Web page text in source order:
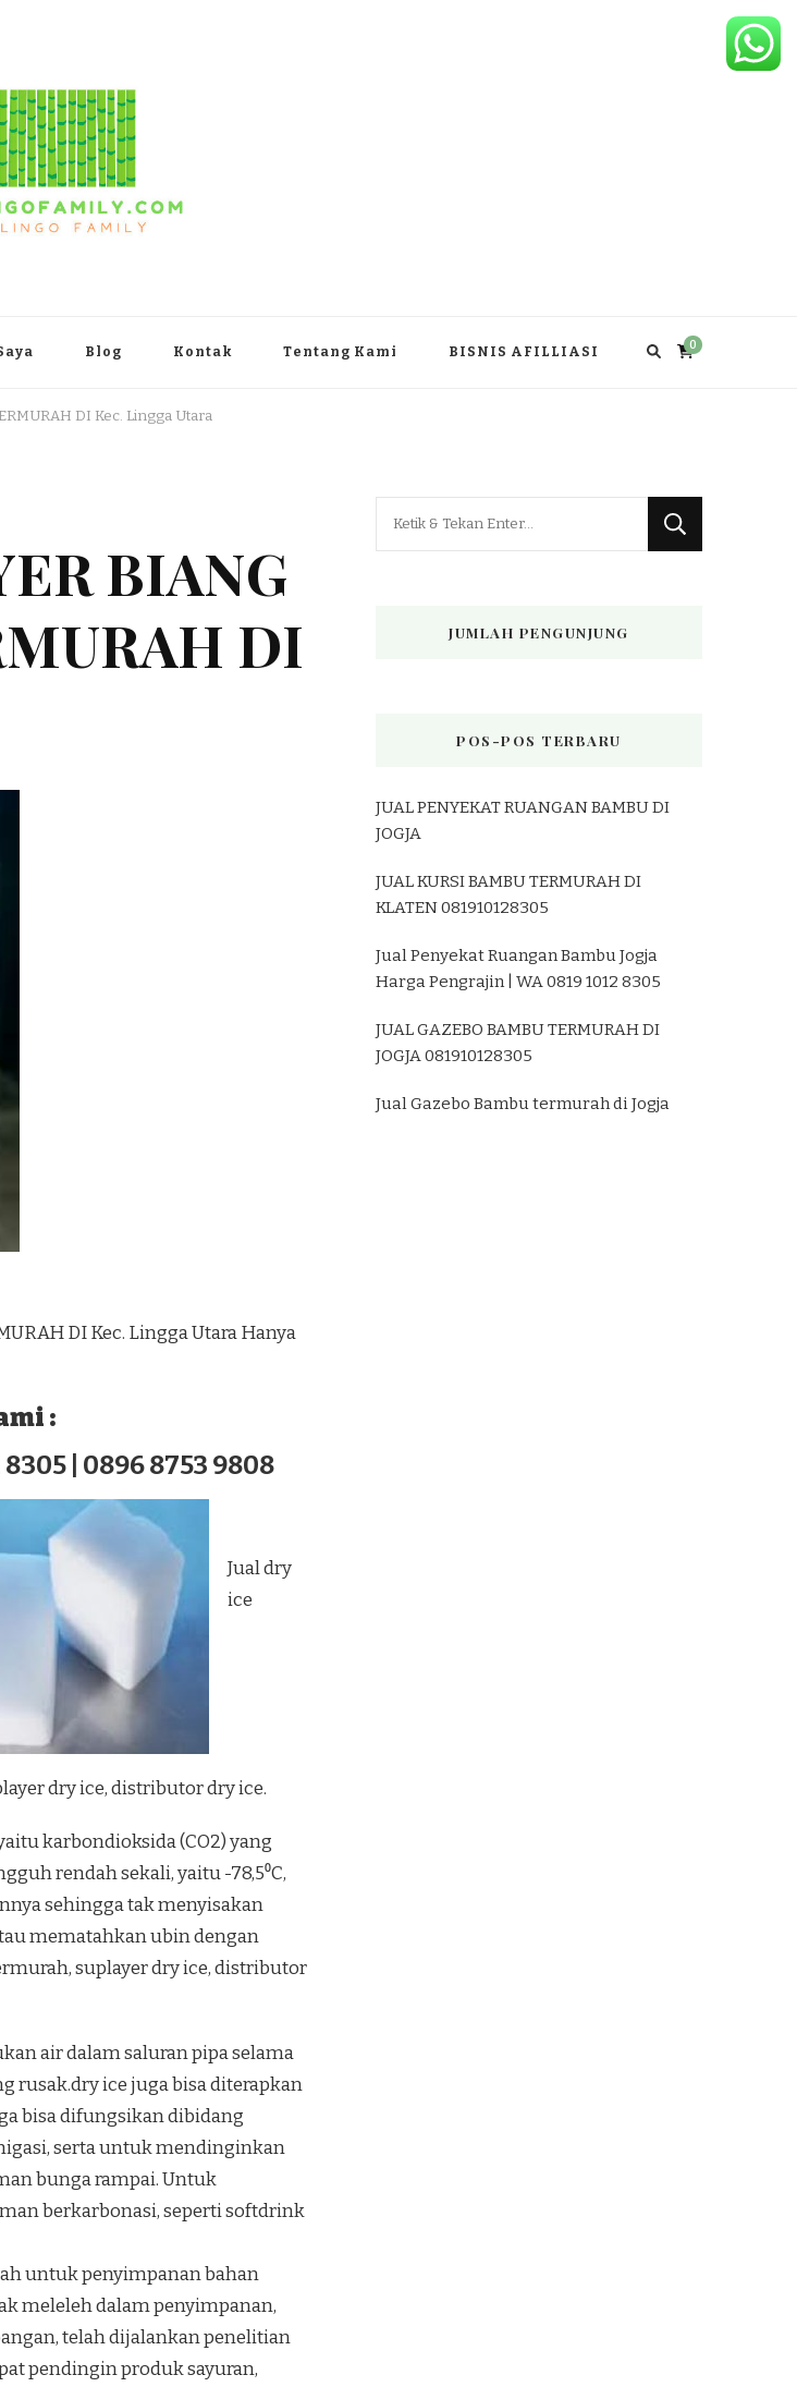
Blog Kontak Tentang Kami BISNIS AFILLIASI 0
DI Kec. Lingga Utara
BIANG
DI
DI Kec. Lingga Utara Hanya
:
8305 | 0896 8753 9808
Jual dry
ice
dry ice, distributor dry ice.
karbondioksida (CO2) yang
rendah sekali, yaitu -78,5⁰C,
sehingga tak menyisakan
mematahkan ubin dengan
suplayer dry ice, distributor
air dalam saluran pipa selama
rusak.dry ice juga bisa diterapkan
bisa difungsikan dibidang
serta untuk mendinginkan
bunga rampai. Untuk
berkarbonasi, seperti softdrink
untuk penyimpanan bahan
meleleh dalam penyimpanan,
telah dijalankan penelitian
pendingin produk sayuran,
JUMLAH PENGUNJUNG
POS-POS TERBARU
JUAL PENYEKAT RUANGAN BAMBU DI
JOGJA
JUAL KURSI BAMBU TERMURAH DI
KLATEN 081910128305
Jual Penyekat Ruangan Bambu Jogja
Harga Pengrajin | WA 0819 1012 8305
JUAL GAZEBO BAMBU TERMURAH DI
JOGJA 081910128305
Jual Gazebo Bambu termurah di Jogja